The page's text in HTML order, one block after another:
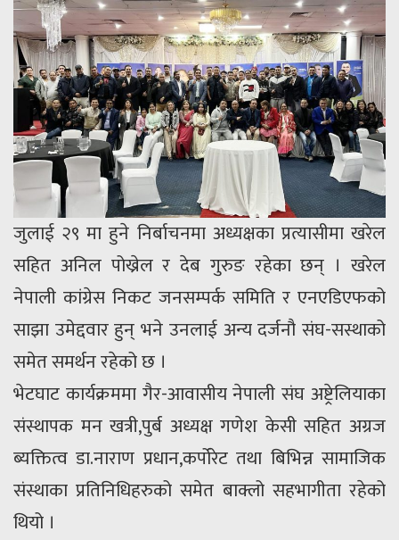
जुलाई २९ मा हुने निर्बाचनमा अध्यक्षका प्रत्यासीमा खरेल
सहित अनिल पोख्रेल र देब गुरुङ रहेका छन् । खरेल
नेपाली कांग्रेस निकट जनसम्पर्क समिति र एनएडिएफको
साझा उमेद्दवार हुन् भने उनलाई अन्य दर्जनौ संघ-सस्थाको
समेत समर्थन रहेको छ ।
भेटघाट कार्यक्रममा गैर-आवासीय नेपाली संघ अष्ट्रेलियाका
संस्थापक मन खत्री,पुर्ब अध्यक्ष गणेश केसी सहित अग्रज
ब्यक्तित्व डा.नाराण प्रधान,कर्पोरेट तथा बिभिन्न सामाजिक
संस्थाका प्रतिनिधिहरुको समेत बाक्लो सहभागीता रहेको
थियो ।